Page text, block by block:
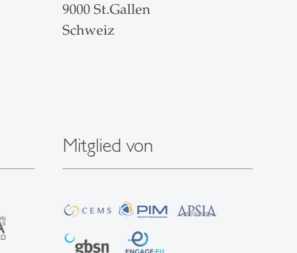
9000 St.Gallen
Schweiz
Mitglied von